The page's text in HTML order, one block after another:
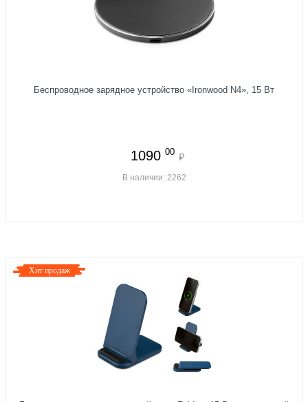
Беспроводное зарядное устройство «Ironwood N4», 15 Вт
1090 00 ₽
В наличии: 2262
Хит продаж